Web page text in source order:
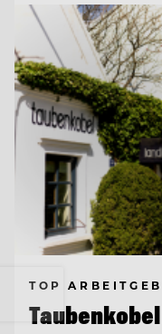
TOP
Taubenkobel